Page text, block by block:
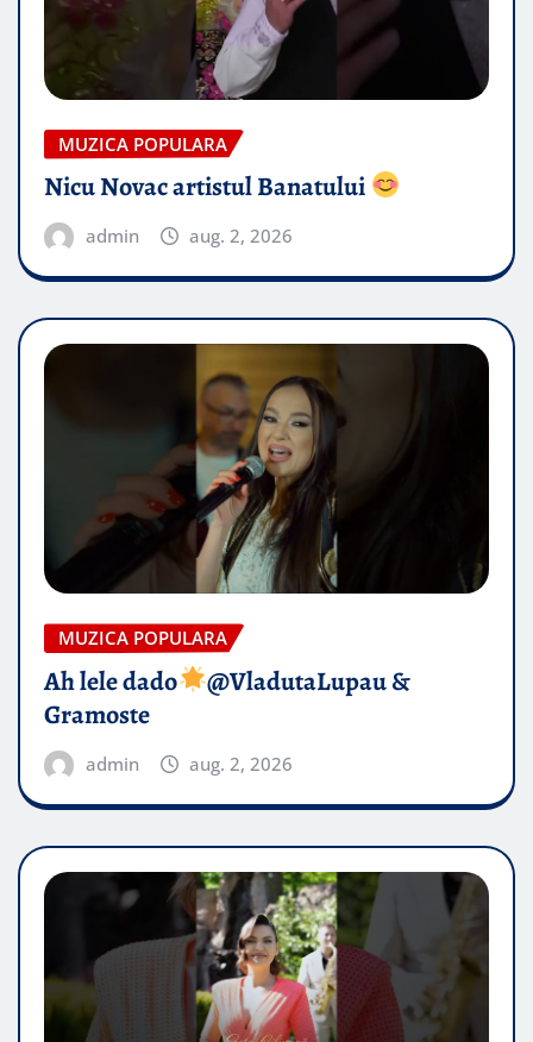
MUZICA POPULARA
Nicu Novac artistul Banatului
admin aug. 2, 2026
MUZICA POPULARA
Ah lele dado​
@VladutaLupau &
Gramoste
admin aug. 2, 2026